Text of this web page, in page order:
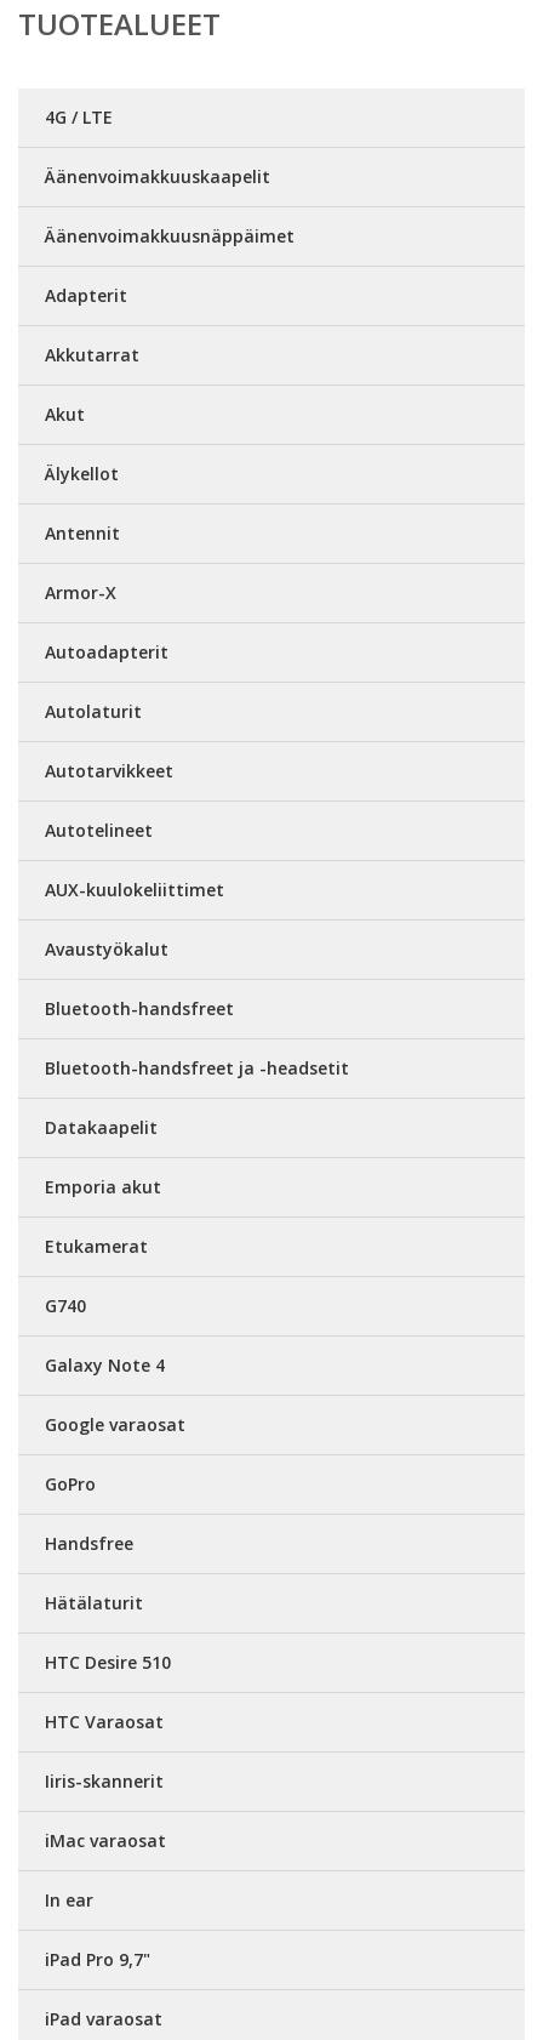
TUOTEALUEET
4G / LTE
Äänenvoimakkuuskaapelit
Äänenvoimakkuusnäppäimet
Adapterit
Akkutarrat
Akut
Älykellot
Antennit
Armor-X
Autoadapterit
Autolaturit
Autotarvikkeet
Autotelineet
AUX-kuulokeliittimet
Avaustyökalut
Bluetooth-handsfreet
Bluetooth-handsfreet ja -headsetit
Datakaapelit
Emporia akut
Etukamerat
G740
Galaxy Note 4
Google varaosat
GoPro
Handsfree
Hätälaturit
HTC Desire 510
HTC Varaosat
Iiris-skannerit
iMac varaosat
In ear
iPad Pro 9,7"
iPad varaosat